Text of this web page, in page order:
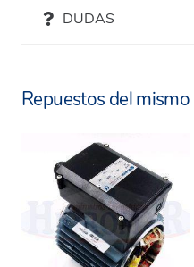
DUDAS
Repuestos del